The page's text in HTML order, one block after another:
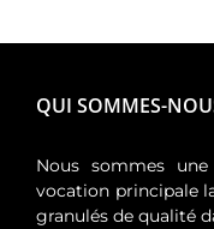
QUI SOMMES-
Nous sommes
vocation principale
granulés de qualité